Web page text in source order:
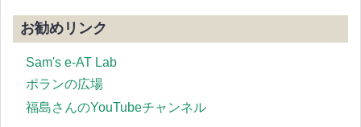
お勧めリンク
Sam's e-AT Lab
ポランの広場
福島さんのYouTubeチャンネル